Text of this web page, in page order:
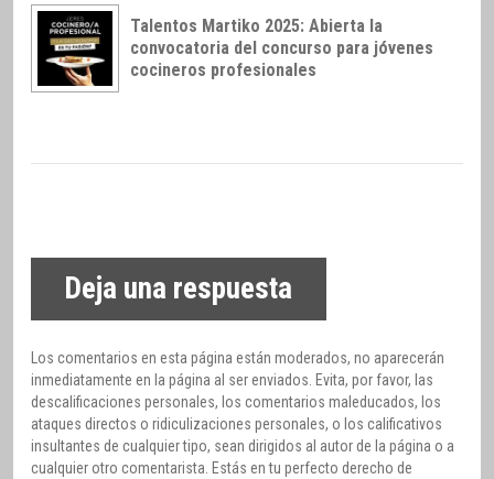
Talentos Martiko 2025: Abierta la
convocatoria del concurso para jóvenes
cocineros profesionales
Deja una respuesta
Los comentarios en esta página están moderados, no aparecerán
inmediatamente en la página al ser enviados. Evita, por favor, las
descalificaciones personales, los comentarios maleducados, los
ataques directos o ridiculizaciones personales, o los calificativos
insultantes de cualquier tipo, sean dirigidos al autor de la página o a
cualquier otro comentarista. Estás en tu perfecto derecho de